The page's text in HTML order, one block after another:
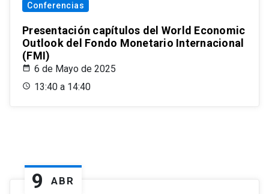
Conferencias
Presentación capítulos del World Economic
Outlook del Fondo Monetario Internacional
(FMI)
6 de Mayo de 2025
13:40 a 14:40
9 ABR